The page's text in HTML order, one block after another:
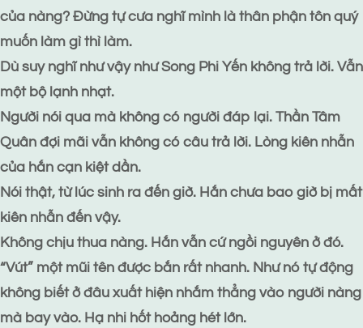
của nàng? Đừng tự cưa nghĩ mình là thân phận tôn quý
muốn làm gì thì làm.
Dù suy nghĩ như vậy như Song Phi Yến không trả lời. Vẫn
một bộ lạnh nhạt.
Người nói qua mà không có người đáp lại. Thần Tâm
Quân đợi mãi vẫn không có câu trả lời. Lòng kiên nhẫn
của hắn cạn kiệt dần.
Nói thật, từ lúc sinh ra đến giờ. Hắn chưa bao giờ bị mất
kiên nhẫn đến vậy.
Không chịu thua nàng. Hắn vẫn cứ ngồi nguyên ở đó.
“Vút” một mũi tên được bắn rất nhanh. Như nó tự động
không biết ở đâu xuất hiện nhắm thẳng vào người nàng
mà bay vào. Hạ nhi hốt hoảng hét lớn.